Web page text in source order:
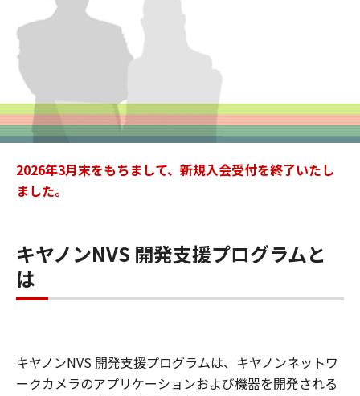
2026年3月末をもちまして、新規入会受付を終了いたし
ました。
キヤノンNVS 開発支援プログラムと
は
キヤノンNVS 開発支援プログラムは、キヤノンネットワ
ークカメラのアプリケーションおよび機器を開発される